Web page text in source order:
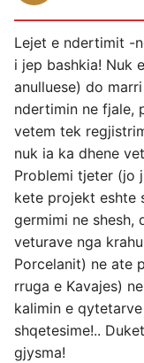
Lejet e ndertimit -
i jep bashkia! Nuk
anulluese) do
ndertimin ne fjale,
vetem tek
nuk ia ka dhene
Problemi tjeter (jo
kete projekt eshte
germimi ne shesh,
veturave nga
Porcelanit) ne ate
rruga e Kavajes)
kalimin e
shqetesime!..
gjysma!